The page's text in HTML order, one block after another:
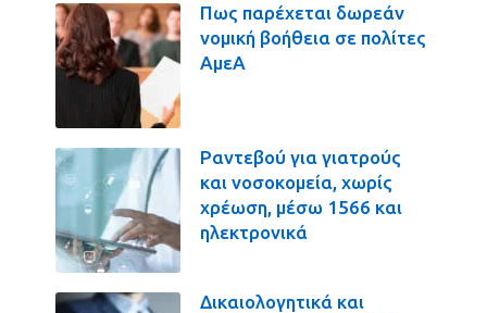
Πως παρέχεται δωρεάν
νομική βοήθεια σε πολίτες
ΑμεΑ
Ραντεβού για γιατρούς
και νοσοκομεία, χωρίς
χρέωση, μέσω 1566 και
ηλεκτρονικά
Δικαιολογητικά και